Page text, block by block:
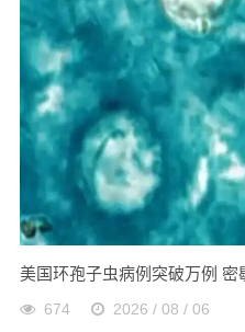
美国环孢子虫病例突破万例
674 2026 / 08 / 06